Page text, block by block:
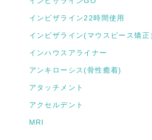
インビザライン22時間使用
インビザライン(マウスピース矯正
インハウスアライナー
アンキローシス(骨性癒着)
アタッチメント
アクセルデント
MRI